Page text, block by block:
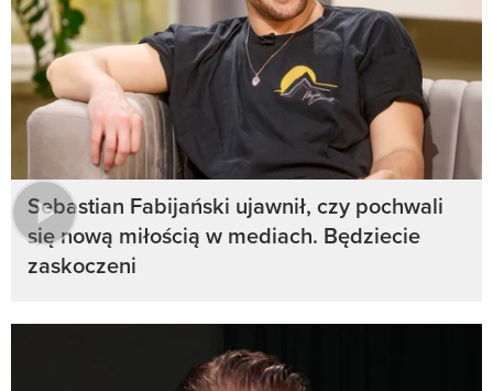
Sebastian Fabijański ujawnił, czy pochwali
się nową miłością w mediach. Będziecie
zaskoczeni